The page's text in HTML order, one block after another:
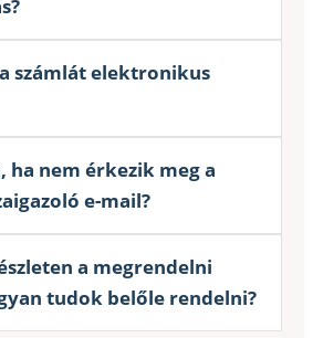
számlát elektronikus
ha nem érkezik meg a
e-mail?
a megrendelni
tudok belőle rendelni?